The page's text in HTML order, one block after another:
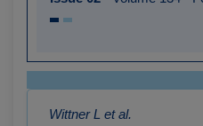
Wittner L et al.